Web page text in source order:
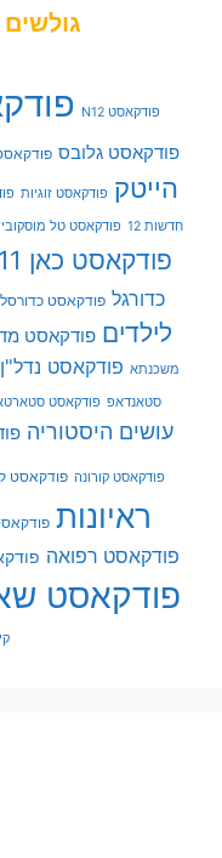
פודקאסט N12
פודקאסט גלובס
הייטק פודקאסט זוגיות
חדשות 12 פודקאסט טל
פודקאסט כאן 11
כדורגל פודקאסט כדורסל
לילדים פודקאסט
משכנתא פודקאסט נדל"ן
סטאנדאפ פודקאסט
עושים היסטוריה
פודקאסט קורונה פודקאסט
ראיונות
פודקאסט רפואה
פודקאסט